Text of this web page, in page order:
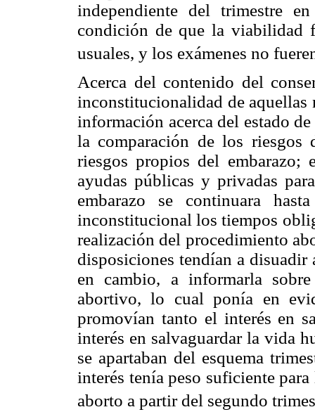
independiente del trimestre
condición de que la viabilidad
usuales, y los exámenes no
Acerca del contenido del
inconstitucionalidad de aquellas
información acerca del estado
la comparación de los riesgos
riesgos propios del embarazo;
ayudas públicas y privadas
embarazo se continuara
inconstitucional los tiempos
realización del procedimiento
disposiciones tendían a
en cambio, a informarla
abortivo, lo cual ponía en
promovían tanto el interés en
interés en salvaguardar la vida
se apartaban del esquema
interés tenía peso suficiente
aborto a partir del segundo